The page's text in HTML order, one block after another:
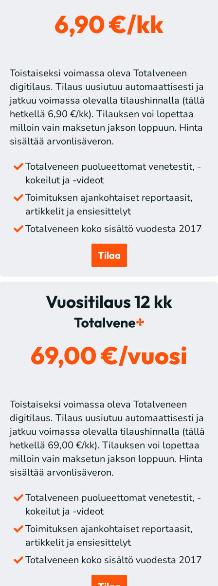
6,90 €/kk
Toistaiseksi voimassa oleva Totalveneen
digitilaus. Tilaus uusiutuu automaattisesti ja
jatkuu voimassa olevalla tilaushinnalla (tällä
hetkellä 6,90 €/kk). Tilauksen voi lopettaa
milloin vain maksetun jakson loppuun. Hinta
sisältää arvonlisäveron.
Totalveneen puolueettomat venetestit, -
kokeilut ja -videot
Toimituksen ajankohtaiset reportaasit,
artikkelit ja ensiesittelyt
Totalveneen koko sisältö vuodesta 2017
Tilaa
Vuositilaus 12 kk
69,00 €/vuosi
Toistaiseksi voimassa oleva Totalveneen
digitilaus. Tilaus uusiutuu automaattisesti ja
jatkuu voimassa olevalla tilaushinnalla (tällä
hetkellä 69,00 €/kk). Tilauksen voi lopettaa
milloin vain maksetun jakson loppuun. Hinta
sisältää arvonlisäveron.
Totalveneen puolueettomat venetestit, -
kokeilut ja -videot
Toimituksen ajankohtaiset reportaasit,
artikkelit ja ensiesittelyt
Totalveneen koko sisältö vuodesta 2017